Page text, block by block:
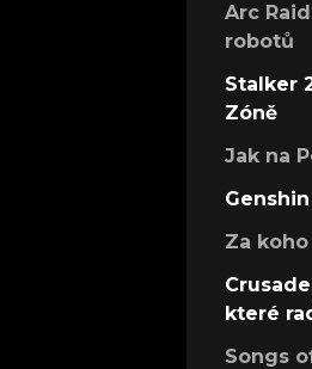
Arc
robotů
Stalker
Zóně
Jak na
Za
které
Songs